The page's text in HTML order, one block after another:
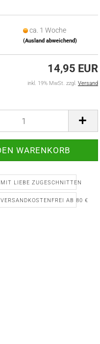
ca. 1 Woche
(Ausland abweichend)
14,95 EUR
inkl. 19% MwSt. zzgl. Versand
MIT LIEBE ZUGESCHNITTEN
VERSANDKOSTENFREI AB 80 €